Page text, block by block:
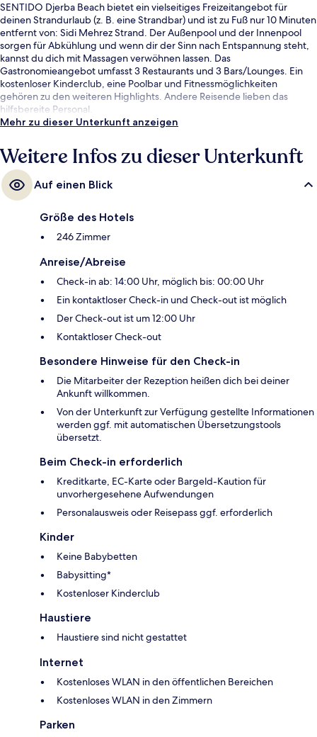
SENTIDO Djerba Beach bietet ein vielseitiges Freizeitangebot für
deinen Strandurlaub (z. B. eine Strandbar) und ist zu Fuß nur 10 Minuten
entfernt von: Sidi Mehrez Strand. Der Außenpool und der Innenpool
sorgen für Abkühlung und wenn dir der Sinn nach Entspannung steht,
kannst du dich mit Massagen verwöhnen lassen. Das
Gastronomieangebot umfasst 3 Restaurants und 3 Bars/Lounges. Ein
kostenloser Kinderclub, eine Poolbar und Fitnessmöglichkeiten
gehören zu den weiteren Highlights. Andere Reisende lieben das
hilfsbereite Personal.
Mehr zu dieser Unterkunft anzeigen
Weitere Infos zu dieser Unterkunft
Auf einen Blick
Größe des Hotels
246 Zimmer
Anreise/Abreise
Check-in ab: 14:00 Uhr, möglich bis: 00:00 Uhr
Ein kontaktloser Check-in und Check-out ist möglich
Der Check-out ist um 12:00 Uhr
Kontaktloser Check-out
Besondere Hinweise für den Check-in
Die Mitarbeiter der Rezeption heißen dich bei deiner
Ankunft willkommen.
Von der Unterkunft zur Verfügung gestellte Informationen
werden ggf. mit automatischen Übersetzungstools
übersetzt.
Beim Check-in erforderlich
Kreditkarte, EC-Karte oder Bargeld-Kaution für
unvorhergesehene Aufwendungen
Personalausweis oder Reisepass ggf. erforderlich
Kinder
Keine Babybetten
Babysitting*
Kostenloser Kinderclub
Haustiere
Haustiere sind nicht gestattet
Internet
Kostenloses WLAN in den öffentlichen Bereichen
Kostenloses WLAN in den Zimmern
Parken